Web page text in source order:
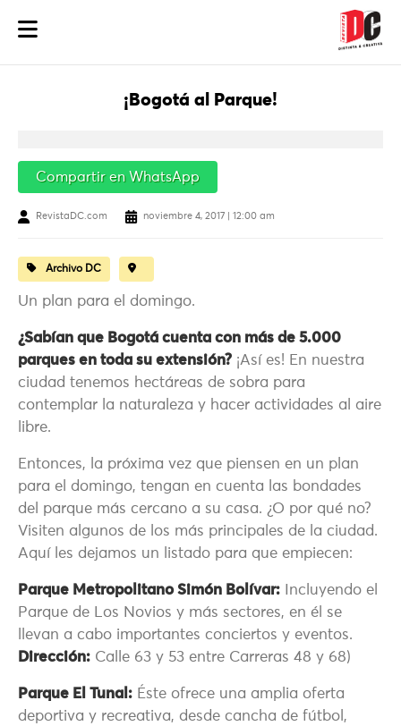
¡Bogotá al Parque!
Compartir en WhatsApp
RevistaDC.com noviembre 4, 2017 | 12:00 am
Archivo DC
Un plan para el domingo.
¿Sabían que Bogotá cuenta con más de 5.000
parques en toda su extensión? ¡Así es! En nuestra
ciudad tenemos hectáreas de sobra para
contemplar la naturaleza y hacer actividades al aire
libre.
Entonces, la próxima vez que piensen en un plan
para el domingo, tengan en cuenta las bondades
del parque más cercano a su casa. ¿O por qué no?
Visiten algunos de los más principales de la ciudad.
Aquí les dejamos un listado para que empiecen:
Parque Metropolitano Simón Bolívar: Incluyendo el
Parque de Los Novios y más sectores, en él se
llevan a cabo importantes conciertos y eventos.
Dirección: Calle 63 y 53 entre Carreras 48 y 68)
Parque El Tunal: Éste ofrece una amplia oferta
deportiva y recreativa, desde cancha de fútbol,